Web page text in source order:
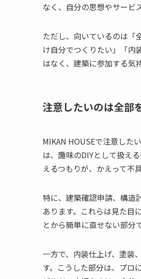
なく、自分の思想やサービ
ただし、向いているのは「
け自分でつくりたい」「内
はなく、建築に参加する気
注意したいのは全部
MIKAN HOUSEで注意した
は、趣味のDIYとして扱え
えるつもりが、かえって不
特に、建築確認申請、構造
あります。これらは見た目
とから簡単に直せない部分
一方で、内装仕上げ、塗装
す。こうした部分は、プロ